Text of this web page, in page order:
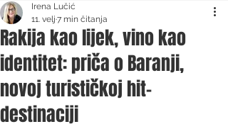
Rakija kao lijek, vino kao
identitet: priča o Baranji,
novoj turističkoj hit-
destinaciji
Irena Lučić
11. velj 7 min čitanja